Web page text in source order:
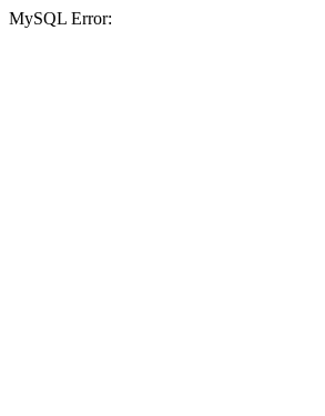
MySQL Error: